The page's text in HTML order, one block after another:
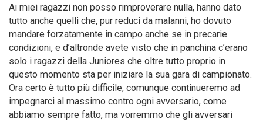
Ai miei ragazzi non posso rimproverare nulla, hanno dato
tutto anche quelli che, pur reduci da malanni, ho dovuto
mandare forzatamente in campo anche se in precarie
condizioni, e d’altronde avete visto che in panchina c’erano
solo i ragazzi della Juniores che oltre tutto proprio in
questo momento sta per iniziare la sua gara di campionato.
Ora certo è tutto più difficile, comunque continueremo ad
impegnarci al massimo contro ogni avversario, come
abbiamo sempre fatto, ma vorremmo che gli avversari